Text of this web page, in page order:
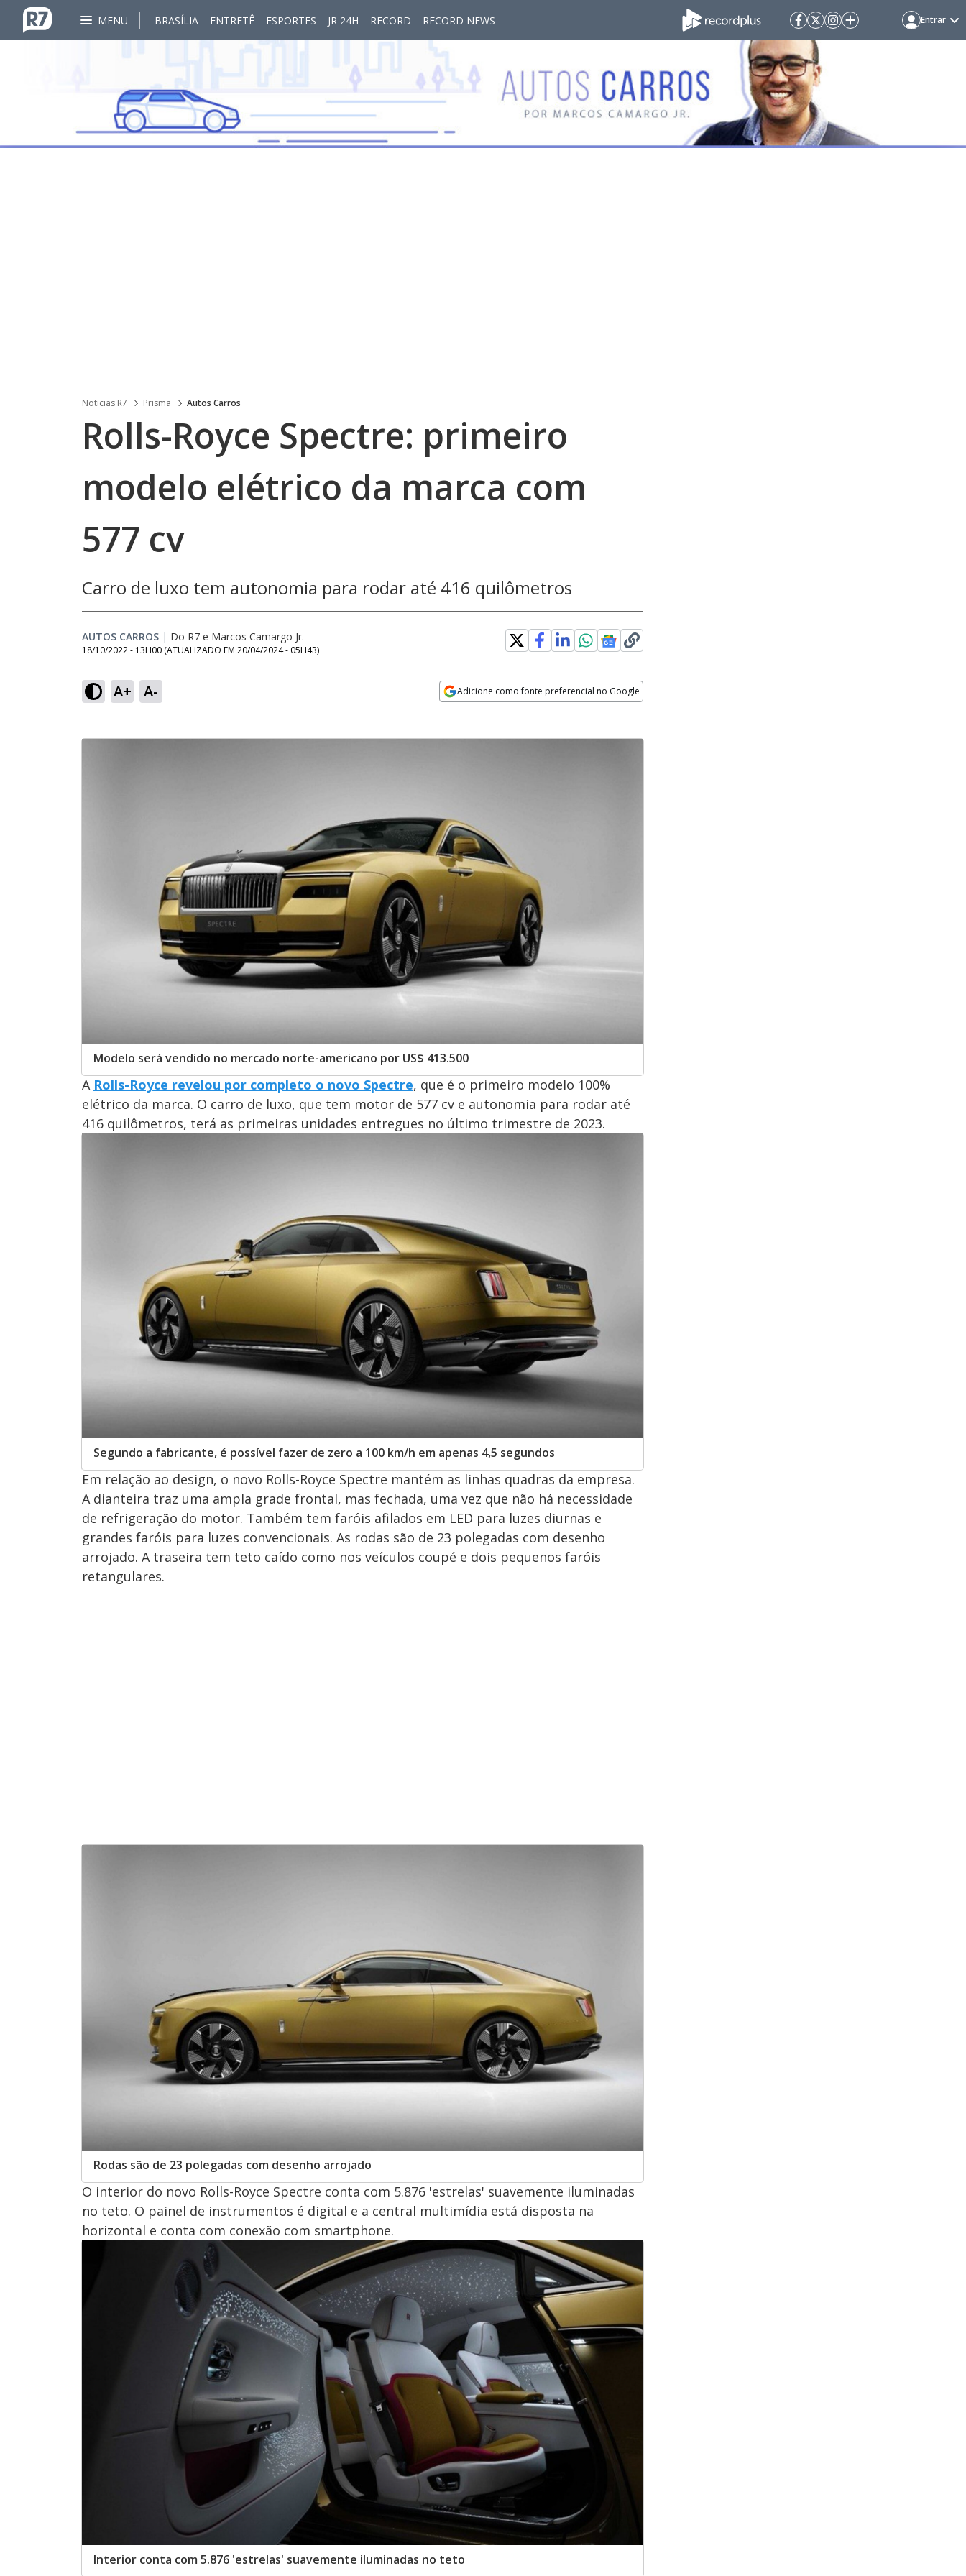
MENU BRASÍLIA ENTRETÊ ESPORTES JR 24H RECORD RECORD NEWS Entrar
Noticias R7 Prisma Autos Carros
Rolls-Royce Spectre: primeiro
modelo elétrico da marca com
577 cv
Carro de luxo tem autonomia para rodar até 416 quilômetros
AUTOS CARROS | Do R7 e Marcos Camargo Jr.
18/10/2022 - 13H00 (ATUALIZADO EM 20/04/2024 - 05H43)
A+ A- Adicione como fonte preferencial no Google
Modelo será vendido no mercado norte-americano por US$ 413.500
A Rolls-Royce revelou por completo o novo Spectre, que é o primeiro modelo 100%
elétrico da marca. O carro de luxo, que tem motor de 577 cv e autonomia para rodar até
416 quilômetros, terá as primeiras unidades entregues no último trimestre de 2023.
Segundo a fabricante, é possível fazer de zero a 100 km/h em apenas 4,5 segundos
Em relação ao design, o novo Rolls-Royce Spectre mantém as linhas quadras da empresa.
A dianteira traz uma ampla grade frontal, mas fechada, uma vez que não há necessidade
de refrigeração do motor. Também tem faróis afilados em LED para luzes diurnas e
grandes faróis para luzes convencionais. As rodas são de 23 polegadas com desenho
arrojado. A traseira tem teto caído como nos veículos coupé e dois pequenos faróis
retangulares.
Rodas são de 23 polegadas com desenho arrojado
O interior do novo Rolls-Royce Spectre conta com 5.876 'estrelas' suavemente iluminadas
no teto. O painel de instrumentos é digital e a central multimídia está disposta na
horizontal e conta com conexão com smartphone.
Interior conta com 5.876 'estrelas' suavemente iluminadas no teto